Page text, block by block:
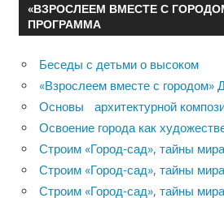
«ВЗРОСЛЕЕМ ВМЕСТЕ С
ПРОГРАММА
Беседы с детьми о высоком
«Взрослеем вместе с городом»
Основы архитектурной
Освоение города как
Строим «Город-сад», тайны мира
Строим «Город-сад», тайны
Строим «Город-сад», тайны